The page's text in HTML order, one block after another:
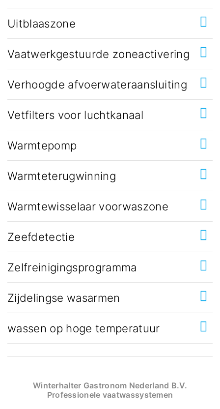
Uitblaaszone
Vaatwerkgestuurde zoneactivering
Verhoogde afvoerwateraansluiting
Vetfilters voor luchtkanaal
Warmtepomp
Warmteterugwinning
Warmtewisselaar voorwaszone
Zeefdetectie
Zelfreinigingsprogramma
Zijdelingse wasarmen
wassen op hoge temperatuur
Winterhalter Gastronom Nederland B.V.
Professionele vaatwassystemen